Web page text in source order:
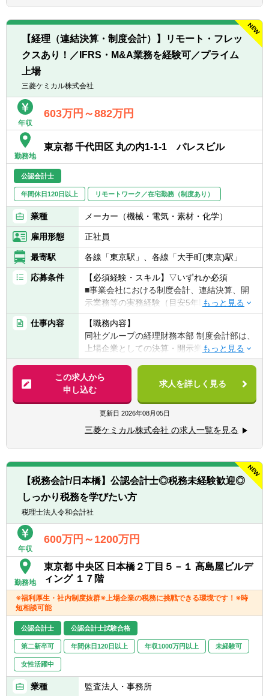
【求める人物像】
■自発的に業務を推進し、組織の目標に対し
て高い意識を持つ方
■業務効率の向上に関して、高い意識で仕事
■チーム全体を牽引し、変化に柔軟に対応で
きる方
■改善提案を行い、組織の成長に貢献できる
い方
管理を通じた組織体制の強化
■新規金融商品の組成支援を含む経理全般に
関する管理業務の推進
【仕事の魅力】
場）で、専門性を高めることができる環境で
す。
■リースファンド会計を担当する経理2部で中
核的な役割を担い、若手社員の育成を通じて
組織の成長に直接貢献できます。
■ＳＰＣ会計や信託会計など幅広い金融商品
【配属部署】
■経理２部 9名（男性：4名、女性：5名）
【経理（連結決算・制度会計）】リモート・フレッ
クスあり！／IFRS・M&A業務を経験可／プライム
上場
三菱ケミカル株式会社
年収
603万円～882万円
勤務地
東京都 千代田区 丸の内1-1-1 パレスビル
公認会計士
年間休日120日以上 リモートワーク／在宅勤務（制度あり）
業種 メーカー（機械・電気・素材・化学）
雇用形態 正社員
最寄駅 各線「東京駅」、各線「大手町(東京)駅」
応募条件
【必須経験・スキル】▽いずれか必須
■事業会社における制度会計、連結決算、開
示業務等の実務経験（目安5年以上）
■監査法人における会計監査業務の経験（目
安5年以上）
■語学力：社内外の関係者と、メールや会話
等を通じて英語でコミュニケーションがとれ
ること
【歓迎経験・スキル】
■公認会計士
■IFRS適用企業における制度会計業務経験
■上場企業における連結決算・開示業務経験
■新会計基準導入プロジェクトへの参画経験
■M&A、事業再編、組織再編等に伴う会計論
点の検討経験
■監査法人との協議・折衝経験
■海外子会社を含むグローバル会計業務経験
仕事内容
【職務内容】
同社グループの経理財務本部 制度会計部は、
上場企業としての決算・開示業務を担うとと
もに、グループ全体の事業活動を適切に「数
字」という形で社会へ発信する役割を担って
います。
【具体的には】
三菱ケミカルグループ・三菱ケミカルの制度
会計関連業務を担当いただきます。
また、単なる決算・開示業務に留まらず、新
たな会計基準への対応や会計方針の検討、事
業部門や経営層との協働を通じて、グループ
全体に影響を与える制度会計上の課題解決に
も携わっていただきます。
中長期的には、ご本人の適性・キャリアイメ
ージも踏まえ、制度会計に限定せず、経営管
理・事業管理・財務などの領域も含めた経
す。
■IFRS連結決算
■会社法決算
■金融商品取引法に基づくディスクロージャ
■M&A・組織再編等のプロジェクト業務にお
ける会計論点の検討 等
テレワーク中心となっておりますが、業務の
必要に応じて出社の機会があります。（出社
この求人から
申し込む
求人を詳しく見る
更新日 2026年08月05日
三菱ケミカル株式会社 の求人一覧を見る
【税務会計/日本橋】公認会計士◎税務未経験歓迎◎
しっかり税務を学びたい方
税理士法人令和会計社
年収
600万円～1200万円
勤務地
東京都 中央区 日本橋２丁目５－１ 髙島屋ビルデ
ィング １７階
※福利厚生・社内制度抜群※上場企業の税務に挑戦できる環境です！※時
短相談可能
公認会計士 公認会計士試験合格
第二新卒可 年間休日120日以上 年収1000万円以上 未経験可
女性活躍中
業種 監査法人・事務所